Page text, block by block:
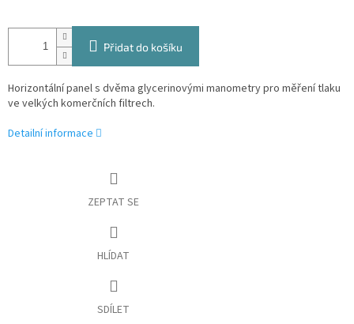
cena:
Přidat do košíku
Horizontální panel s dvěma glycerinovými manometry pro měření tlaku
ve velkých komerčních filtrech.
Detailní informace
ZEPTAT SE
HLÍDAT
SDÍLET